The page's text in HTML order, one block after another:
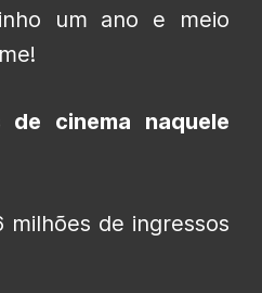
um ano e meio
de cinema naquele
milhões de ingressos